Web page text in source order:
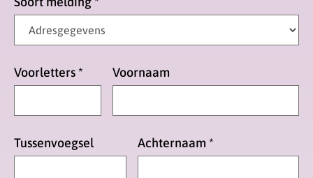
Voorletters* Voornaam
Tussenvoegsel Achternaam *